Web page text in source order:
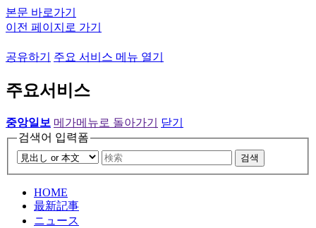
본문 바로가기
이전 페이지로 가기
공유하기 주요 서비스 메뉴 열기
주요서비스
중앙일보 메가메뉴로 돌아가기
닫기
검색어 입력폼
검색
HOME
最新記事
ニュース